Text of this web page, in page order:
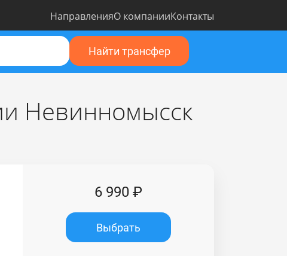
НаправленияО компанииКонтакты
Найти трансфер
Невинномысск
6 990 ₽
Выбрать